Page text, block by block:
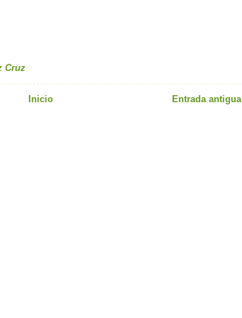
Cruz
Entrada antigua
Inicio